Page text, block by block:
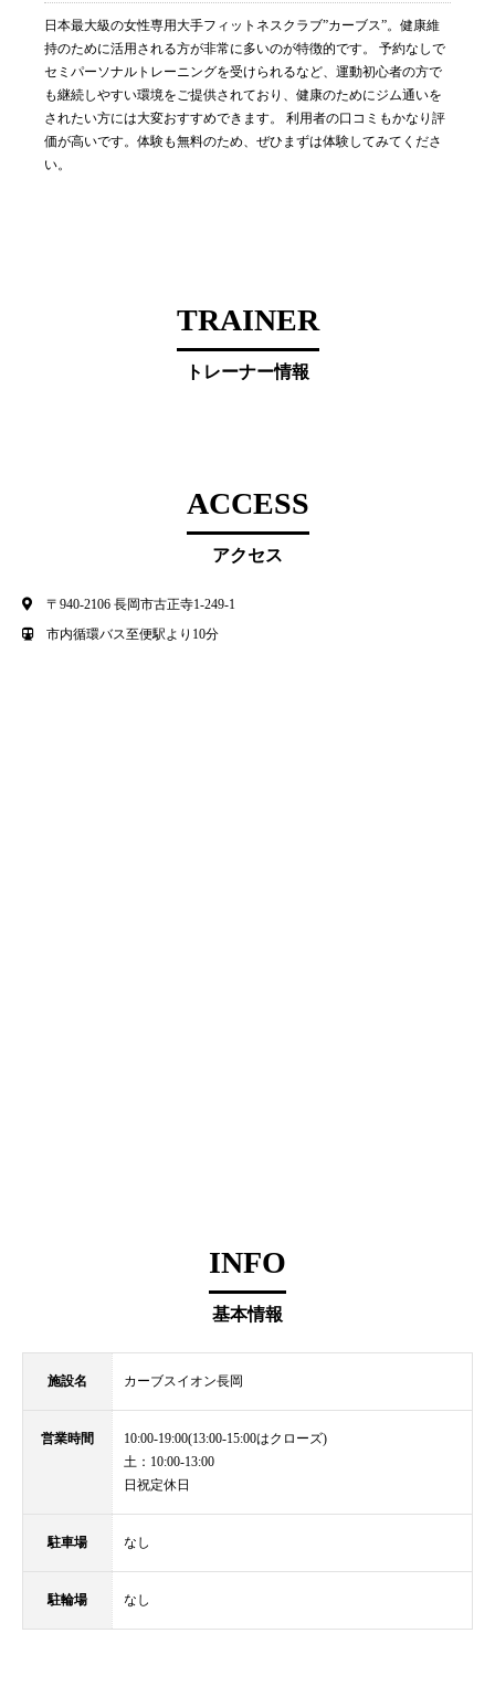
日本最大級の女性専用大手フィットネスクラブ”カーブス”。健康維
持のために活用される方が非常に多いのが特徴的です。 予約なしで
セミパーソナルトレーニングを受けられるなど、運動初心者の方で
も継続しやすい環境をご提供されており、健康のためにジム通いを
されたい方には大変おすすめできます。 利用者の口コミもかなり評
価が高いです。体験も無料のため、ぜひまずは体験してみてくださ
い。
TRAINER
トレーナー情報
ACCESS
アクセス
〒940-2106 長岡市古正寺1-249-1
市内循環バス至便駅より10分
INFO
基本情報
施設名 カーブスイオン長岡
営業時間
10:00-19:00(13:00-15:00はクローズ)
土：10:00-13:00
日祝定休日
駐車場 なし
駐輪場 なし